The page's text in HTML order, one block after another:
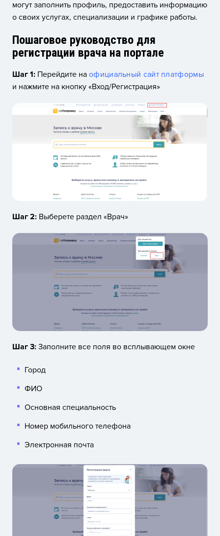
могут заполнить профиль, предоставить информацию
о своих услугах, специализации и графике работы.
Пошаговое руководство для
регистрации врача на портале
Шаг 1: Перейдите на официальный сайт платформы
и нажмите на кнопку «Вход/Регистрация»
Шаг 2: Выберете раздел «Врач»
Шаг 3: Заполните все поля во всплывающем окне
Город
ФИО
Основная специальность
Номер мобильного телефона
Электронная почта